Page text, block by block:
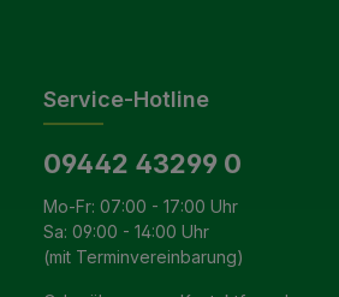
Service-Hotline
09442 43299 0
Mo-Fr: 07:00 - 17:00 Uhr
Sa: 09:00 - 14:00 Uhr
(mit Terminvereinbarung)